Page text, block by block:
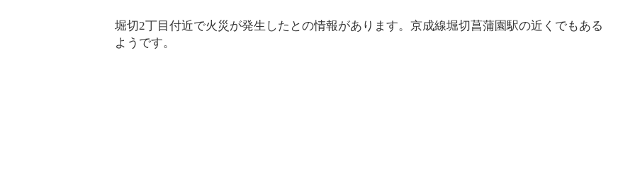
堀切2丁目付近で火災が発生したとの情報があります。京成線堀切菖蒲園駅の近くでもある
ようです。